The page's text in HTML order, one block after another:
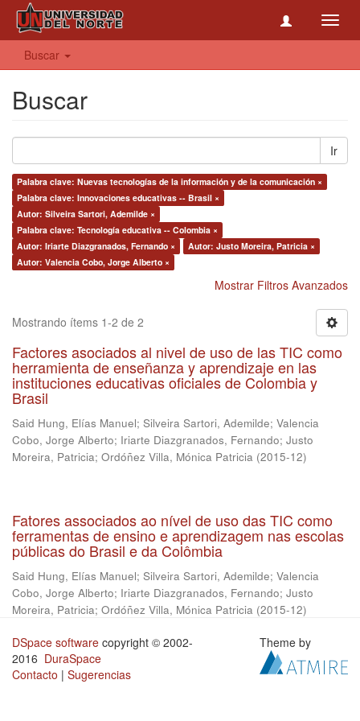
Buscar
Buscar
Ir
Palabra clave: Nuevas tecnologías de la información y de la comunicación ×
Palabra clave: Innovaciones educativas -- Brasil ×
Autor: Silveira Sartori, Ademilde ×
Palabra clave: Tecnología educativa -- Colombia ×
Autor: Iriarte Diazgranados, Fernando ×
Autor: Justo Moreira, Patricia ×
Autor: Valencia Cobo, Jorge Alberto ×
Mostrar Filtros Avanzados
Mostrando ítems 1-2 de 2
Factores asociados al nivel de uso de las TIC como
herramienta de enseñanza y aprendizaje en las
instituciones educativas oficiales de Colombia y
Brasil
Said Hung, Elías Manuel; Silveira Sartori, Ademilde; Valencia
Cobo, Jorge Alberto; Iriarte Diazgranados, Fernando; Justo
Moreira, Patricia; Ordóñez Villa, Mónica Patricia (2015-12)
Fatores associados ao nível de uso das TIC como
ferramentas de ensino e aprendizagem nas escolas
públicas do Brasil e da Colômbia
Said Hung, Elías Manuel; Silveira Sartori, Ademilde; Valencia
Cobo, Jorge Alberto; Iriarte Diazgranados, Fernando; Justo
Moreira, Patricia; Ordóñez Villa, Mónica Patricia (2015-12)
DSpace software copyright © 2002-
2016 DuraSpace
Contacto | Sugerencias
Theme by